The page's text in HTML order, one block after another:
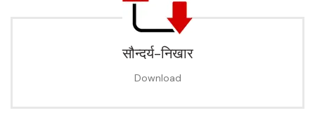
सौन्दर्य-निखार
Download